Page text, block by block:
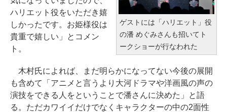
ゲストには「ハリエット」役
の潘 めぐみさんも招いてト
ークショーが行なわれた
ハリエット役をいただき嬉
しかったです。お姫様役は
貴重で嬉しい」とコメン
ト。
木村氏によれば、まだ明らかになってない今後の展開
も含めて「アニメと言うより大河ドラマや洋画風の声の
演技をできる人をということで潘さんに決めた」と語
る。ただカワイイだけでなくキャラクターの中の2面性